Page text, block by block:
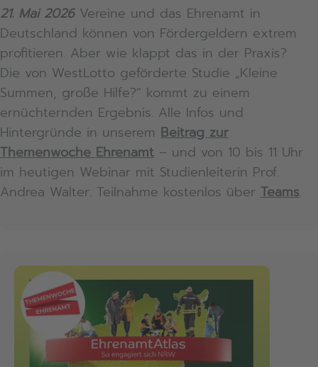
21. Mai 2026Vereine und das Ehrenamt in
Deutschland können von Fördergeldern extrem
profitieren. Aber wie klappt das in der Praxis?
Die von WestLotto geförderte Studie „Kleine
Summen, große Hilfe?“ kommt zu einem
ernüchternden Ergebnis. Alle Infos und
Hintergründe in unserem Beitrag zur
Themenwoche Ehrenamt– und von 10 bis 11 Uhr
im heutigen Webinar mit Studienleiterin Prof.
Andrea Walter. Teilnahme kostenlos über Teams.